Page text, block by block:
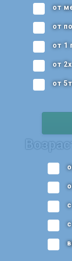
от
от
от 1
от
от